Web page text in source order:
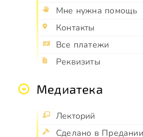
Мне нужна помощь
Контакты
Все платежи
Реквизиты
Медиатека
Лекторий
Сделано в Предании